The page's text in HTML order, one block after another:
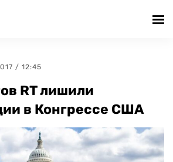
/ 12:45
RT лишили
в Конгрессе США